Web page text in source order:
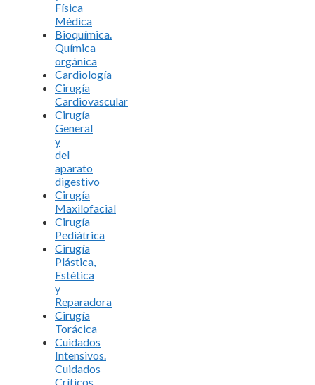
Física
Médica
Bioquímica.
Química
orgánica
Cardiología
Cirugía
Cardiovascular
Cirugía
General
y
del
aparato
digestivo
Cirugía
Maxilofacial
Cirugía
Pediátrica
Cirugía
Plástica,
Estética
y
Reparadora
Cirugía
Torácica
Cuidados
Intensivos.
Cuidados
Críticos.